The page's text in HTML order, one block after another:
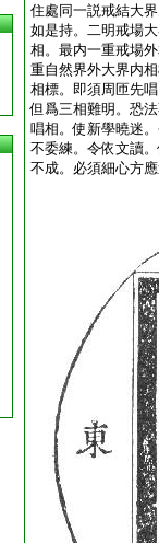
住處同一説戒結大
如是持。二明戒場
相。最内一重戒場
重自然界外大界内
相標。即須周匝先
但爲三相難明。恐
唱相。使新學曉迷
不委練。令依文讀
不成。必須細心方